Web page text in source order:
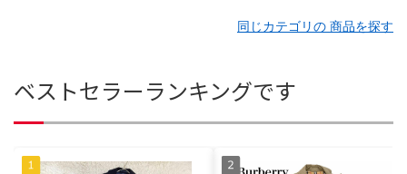
同じカテゴリの 商品を探す
ベストセラーランキングです